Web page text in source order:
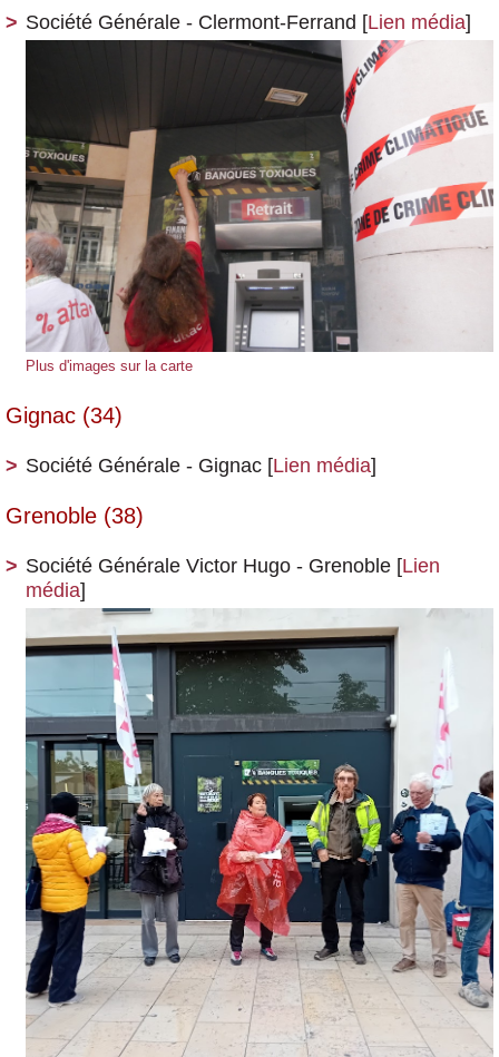
Société Générale - Clermont-Ferrand [Lien média]
Plus d'images sur la carte
Gignac (34)
Société Générale - Gignac [Lien média]
Grenoble (38)
Société Générale Victor Hugo - Grenoble [Lien
média]